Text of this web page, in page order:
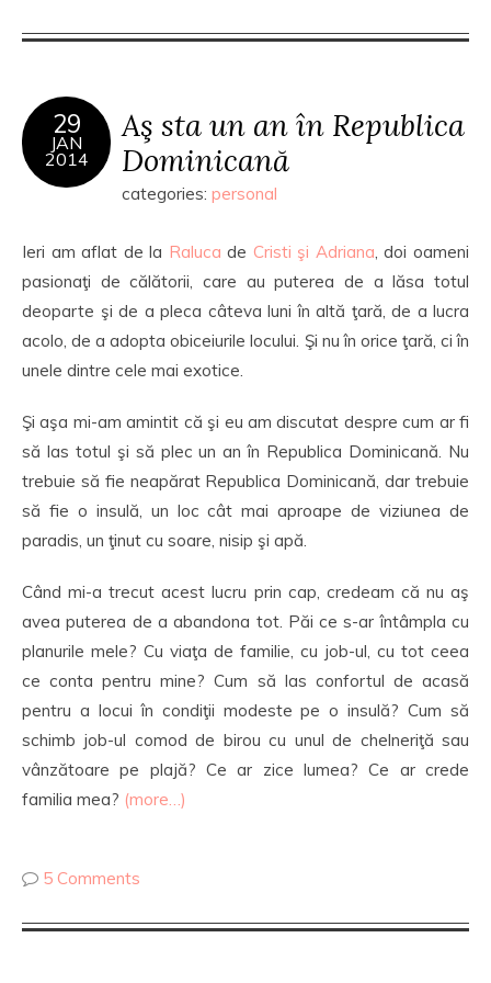
29
JAN
2014
Aş sta un an în Republica
Dominicană
categories: personal
Ieri am aflat de la Raluca de Cristi şi Adriana, doi oameni
pasionaţi de călătorii, care au puterea de a lăsa totul
deoparte şi de a pleca câteva luni în altă ţară, de a lucra
acolo, de a adopta obiceiurile locului. Şi nu în orice ţară, ci în
unele dintre cele mai exotice.
Şi aşa mi-am amintit că şi eu am discutat despre cum ar fi
să las totul şi să plec un an în Republica Dominicană. Nu
trebuie să fie neapărat Republica Dominicană, dar trebuie
să fie o insulă, un loc cât mai aproape de viziunea de
paradis, un ţinut cu soare, nisip şi apă.
Când mi-a trecut acest lucru prin cap, credeam că nu aş
avea puterea de a abandona tot. Păi ce s-ar întâmpla cu
planurile mele? Cu viaţa de familie, cu job-ul, cu tot ceea
ce conta pentru mine? Cum să las confortul de acasă
pentru a locui în condiţii modeste pe o insulă? Cum să
schimb job-ul comod de birou cu unul de chelneriţă sau
vânzătoare pe plajă? Ce ar zice lumea? Ce ar crede
familia mea? (more…)
5 Comments